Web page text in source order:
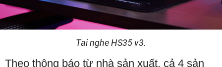
Tai nghe HS35 v3.
Theo thông báo từ nhà sản xuất, cả 4 sản